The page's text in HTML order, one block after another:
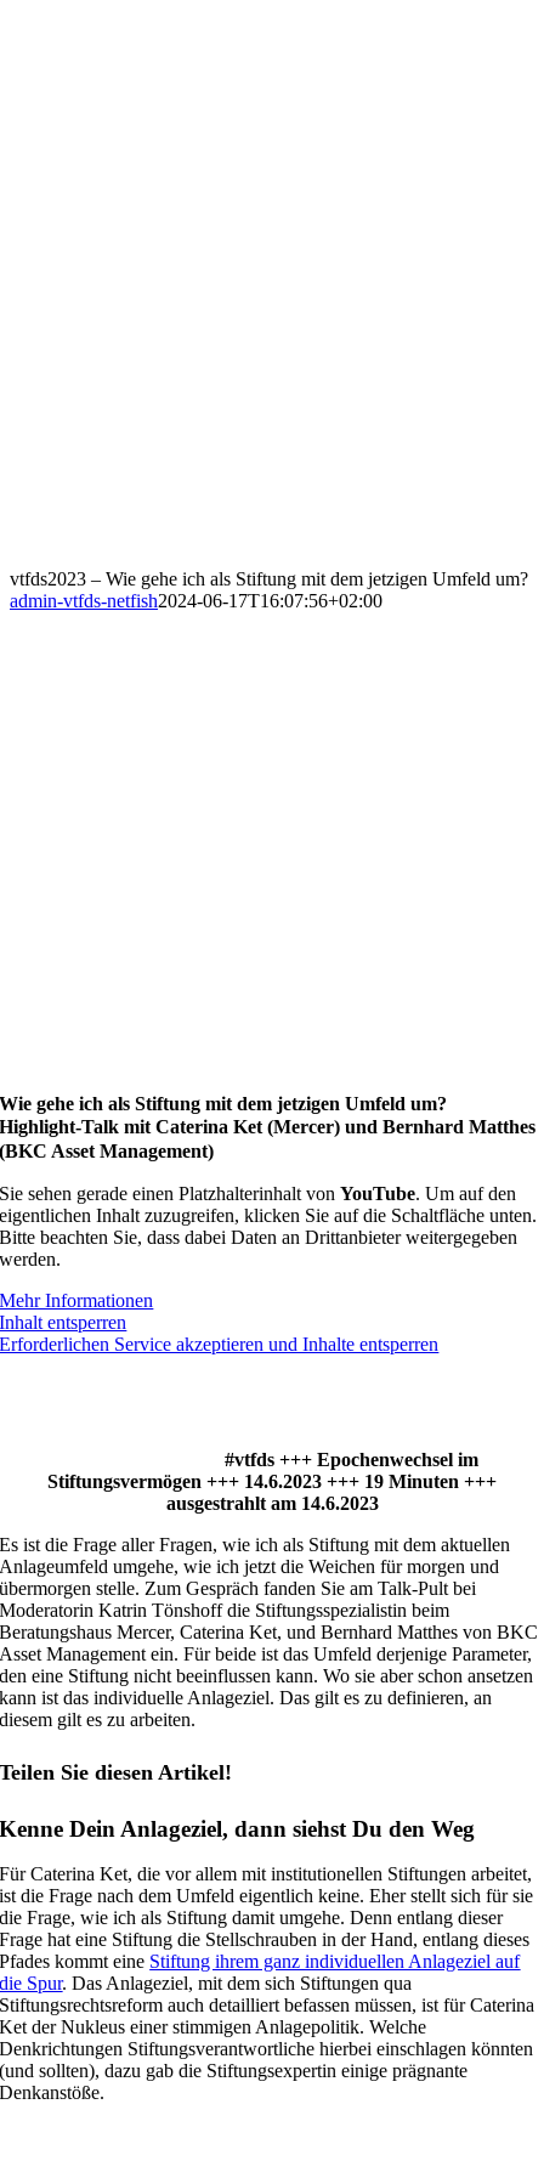
vtfds2023 – Wie gehe ich als Stiftung mit dem jetzigen Umfeld um?
admin-vtfds-netfish2024-06-17T16:07:56+02:00
Wie gehe ich als Stiftung mit dem jetzigen Umfeld um?
Highlight-Talk mit Caterina Ket (Mercer) und Bernhard Matthes
(BKC Asset Management)
Sie sehen gerade einen Platzhalterinhalt vonYouTube. Um auf den
eigentlichen Inhalt zuzugreifen, klicken Sie auf die Schaltfläche unten.
Bitte beachten Sie, dass dabei Daten an Drittanbieter weitergegeben
werden.
Mehr Informationen
Inhalt entsperren
Erforderlichen Service akzeptieren und Inhalte entsperren
#vtfds +++ Epochenwechsel im
Stiftungsvermögen +++ 14.6.2023 +++ 19 Minuten +++
ausgestrahlt am 14.6.2023
Es ist die Frage aller Fragen, wie ich als Stiftung mit dem aktuellen
Anlageumfeld umgehe, wie ich jetzt die Weichen für morgen und
übermorgen stelle. Zum Gespräch fanden Sie am Talk-Pult bei
Moderatorin Katrin Tönshoff die Stiftungsspezialistin beim
Beratungshaus Mercer, Caterina Ket, und Bernhard Matthes von BKC
Asset Management ein. Für beide ist das Umfeld derjenige Parameter,
den eine Stiftung nicht beeinflussen kann. Wo sie aber schon ansetzen
kann ist das individuelle Anlageziel. Das gilt es zu definieren, an
diesem gilt es zu arbeiten.
Teilen Sie diesen Artikel!
Kenne Dein Anlageziel, dann siehst Du den Weg
Für Caterina Ket, die vor allem mit institutionellen Stiftungen arbeitet,
ist die Frage nach dem Umfeld eigentlich keine. Eher stellt sich für sie
die Frage, wie ich als Stiftung damit umgehe. Denn entlang dieser
Frage hat eine Stiftung die Stellschrauben in der Hand, entlang dieses
Pfades kommt eine Stiftung ihrem ganz individuellen Anlageziel auf
die Spur. Das Anlageziel, mit dem sich Stiftungen qua
Stiftungsrechtsreform auch detailliert befassen müssen, ist für Caterina
Ket der Nukleus einer stimmigen Anlagepolitik. Welche
Denkrichtungen Stiftungsverantwortliche hierbei einschlagen könnten
(und sollten), dazu gab die Stiftungsexpertin einige prägnante
Denkanstöße.